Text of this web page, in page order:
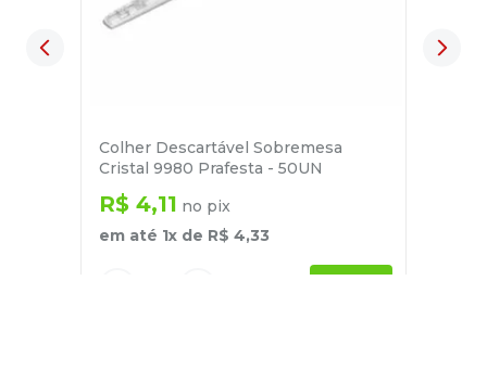
Colher Descartável Sobremesa
Cristal 9980 Prafesta - 50UN
R$ 4,11 no pix
em até 1x de R$ 4,33